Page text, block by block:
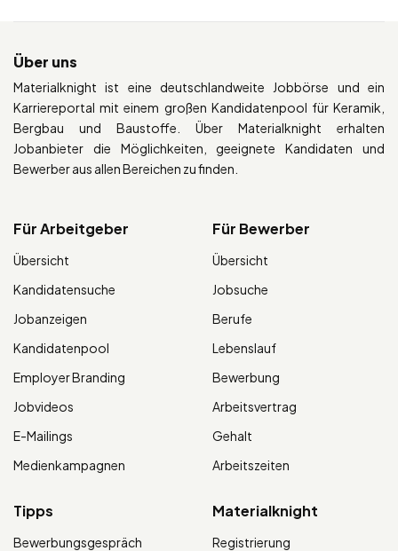
Über uns
Materialknight ist eine deutschlandweite Jobbörse und ein
Karriereportal mit einem großen Kandidatenpool für Keramik,
Bergbau und Baustoffe. Über Materialknight erhalten
Jobanbieter die Möglichkeiten, geeignete Kandidaten und
Bewerber aus allen Bereichen zu finden.
Für Arbeitgeber
Übersicht
Kandidatensuche
Jobanzeigen
Kandidatenpool
Employer Branding
Jobvideos
E-Mailings
Medienkampagnen
Für Bewerber
Übersicht
Jobsuche
Berufe
Lebenslauf
Bewerbung
Arbeitsvertrag
Gehalt
Arbeitszeiten
Tipps
Bewerbungsgespräch
Materialknight
Registrierung